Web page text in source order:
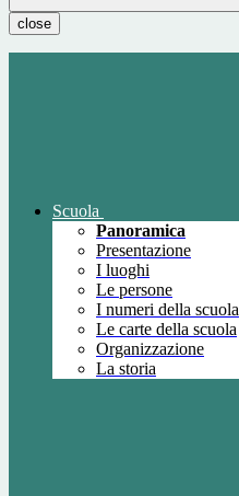
close
Scuola
Panoramica
Presentazione
I luoghi
Le persone
I numeri della scuola
Le carte della scuola
Organizzazione
La storia